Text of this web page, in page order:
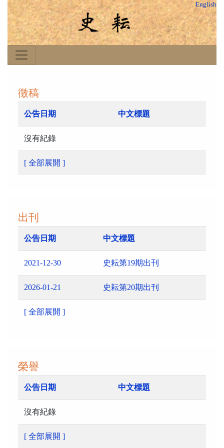
English
徵稿
公告日期 中文標題
沒有紀錄
[ 全部展開 ]
出刊
公告日期 中文標題
2021-12-30 史耘第19期出刊
2026-01-21 史耘第20期出刊
[ 全部展開 ]
榮譽
公告日期 中文標題
沒有紀錄
[ 全部展開 ]